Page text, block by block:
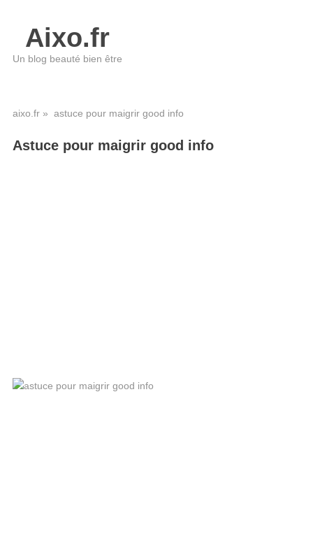
Aixo.fr
Un blog beauté bien être
aixo.fr» astuce pour maigrir good info
Astuce pour maigrir good info